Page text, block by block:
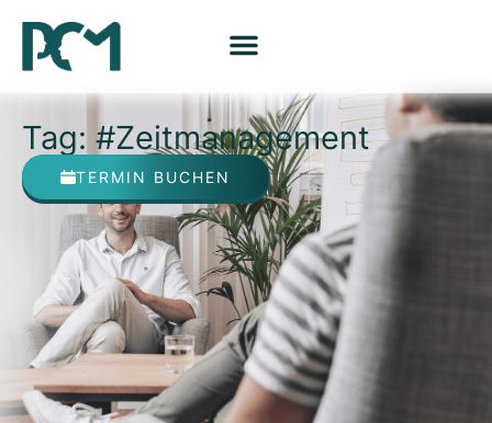
Tag: #Zeitmanagement
TERMIN BUCHEN